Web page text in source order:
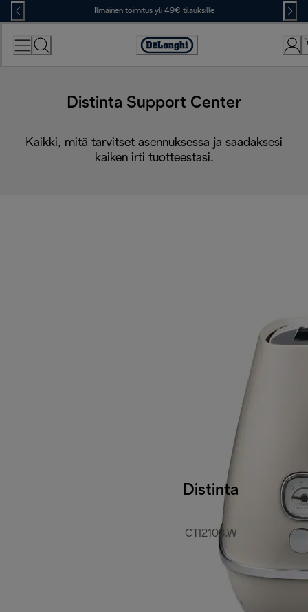
Skip
to
Content
Ilmainen toimitus yli 49€ tilauksille
Accessibility
Distinta Support Center
Kaikki, mitä tarvitset asennuksessa ja saadaksesi
kaiken irti tuotteestasi.
Distinta
CTI2103.W